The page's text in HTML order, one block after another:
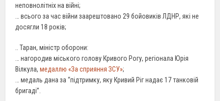
неповнолітніх на війні;
… всього за час війни заарештовано 29 бойовиків ЛДНР, які не
досягли 18 років;
.. Таран, міністр оборони:
… нагородив міського голову Кривого Рогу, регіонала Юрія
Вілкула,медаллю «За сприяння ЗСУ»;
… медаль дана за “підтримку, яку Кривий Ріг надає 17 танковій
бригаді”.